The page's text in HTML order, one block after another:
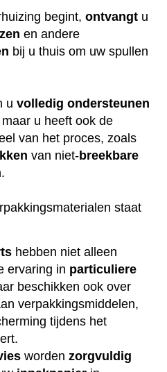
begint, ontvangt u
en andere
bij u thuis om uw spullen
u volledig ondersteunen
maar u heeft ook de
van het proces, zoals
van niet-breekbare
staat
hebben niet alleen
ervaring in particuliere
beschikken ook over
verpakkingsmiddelen,
tijdens het
worden zorgvuldig